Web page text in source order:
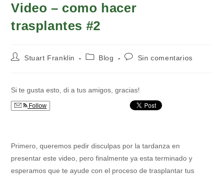
Video – como hacer
trasplantes #2
AutorStuart Franklin
Categoría
Blog
Comentarios
Sin comentarios
Si te gusta esto, di a tus amigos, gracias!
Follow
Primero, queremos pedir disculpas por la tardanza en
presentar este video, pero finalmente ya esta terminado y
esperamos que te ayude con el proceso de trasplantar tus